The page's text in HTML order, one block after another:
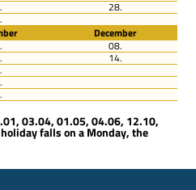
28.
December
08.
14.
03.04, 01.05, 04.06, 12.10,
falls on a Monday, the